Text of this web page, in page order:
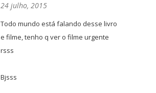
24 julho, 2015
Todo mundo está falando desse livro
e filme, tenho q ver o filme urgente
rsss
Bjsss